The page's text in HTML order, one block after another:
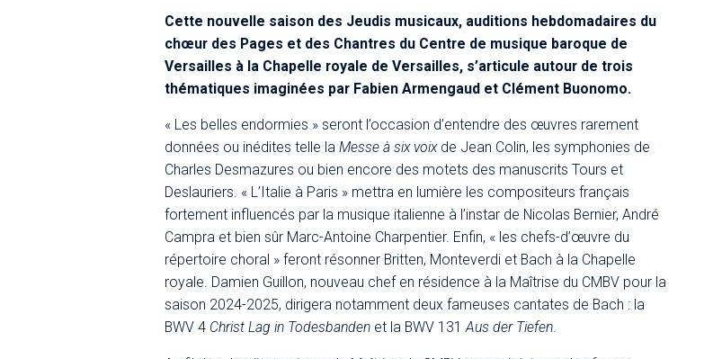
Cette nouvelle saison des Jeudis musicaux, auditions hebdomadaires du
chœur des Pages et des Chantres du Centre de musique baroque de
Versailles à la Chapelle royale de Versailles, s’articule autour de trois
thématiques imaginées par Fabien Armengaud et Clément Buonomo.​
« Les belles endormies » seront l’occasion d’entendre des œuvres rarement
données ou inédites telle laMesse à six voixde Jean Colin, les symphonies de
Charles Desmazures ou bien encore des motets des manuscrits Tours et
Deslauriers. « L’Italie à Paris » mettra en lumière les compositeurs français
fortement influencés par la musique italienne à l’instar de Nicolas Bernier, André
Campra et bien sûr Marc-Antoine Charpentier. Enfin, « les chefs-d’œuvre du
répertoire choral » feront résonner Britten, Monteverdi et Bach à la Chapelle
royale. Damien Guillon, nouveau chef en résidence à la Maîtrise du CMBV pour la
saison 2024-2025, dirigera notamment deux fameuses cantates de Bach : la
BWV 4 Christ Lag in Todesbanden et la BWV 131 Aus der Tiefen.